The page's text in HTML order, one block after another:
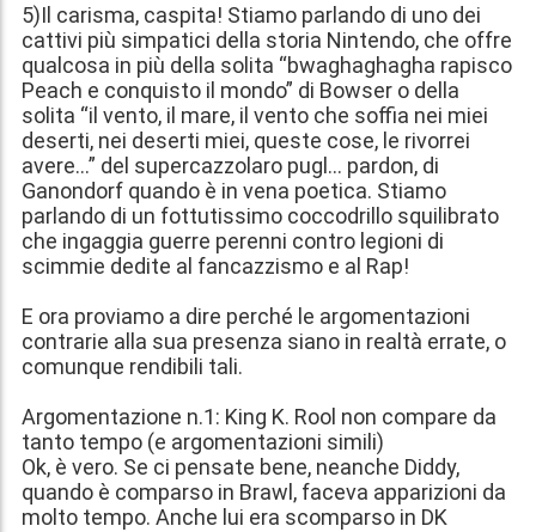
5)Il carisma, caspita! Stiamo parlando di uno dei
cattivi più simpatici della storia Nintendo, che offre
qualcosa in più della solita “bwaghaghagha rapisco
Peach e conquisto il mondo” di Bowser o della
solita “il vento, il mare, il vento che soffia nei miei
deserti, nei deserti miei, queste cose, le rivorrei
avere…” del supercazzolaro pugl… pardon, di
Ganondorf quando è in vena poetica. Stiamo
parlando di un fottutissimo coccodrillo squilibrato
che ingaggia guerre perenni contro legioni di
scimmie dedite al fancazzismo e al Rap!
E ora proviamo a dire perché le argomentazioni
contrarie alla sua presenza siano in realtà errate, o
comunque rendibili tali.
Argomentazione n.1: King K. Rool non compare da
tanto tempo (e argomentazioni simili)
Ok, è vero. Se ci pensate bene, neanche Diddy,
quando è comparso in Brawl, faceva apparizioni da
molto tempo. Anche lui era scomparso in DK